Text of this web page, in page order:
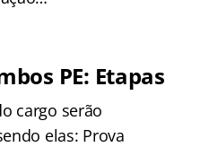
PE: Etapas
cargo serão
elas: Prova